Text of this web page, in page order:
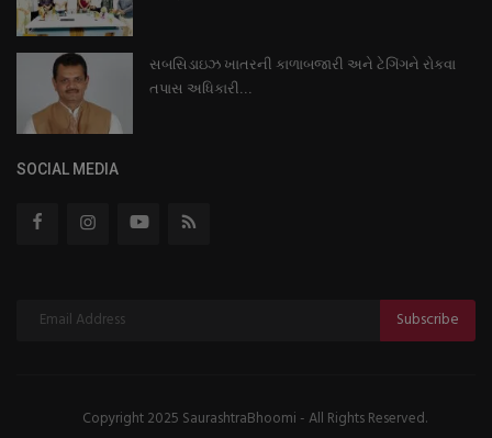
સબસિડાઇઝ ખાતરની કાળાબજારી અને ટેગિંગને રોકવા
તપાસ અધિકારી...
SOCIAL MEDIA
Subscribe
Copyright 2025 SaurashtraBhoomi - All Rights Reserved.